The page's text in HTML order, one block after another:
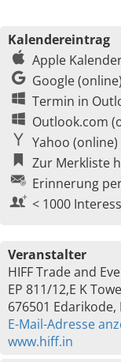
Kalendereintrag
Apple
Google (online)
Termin in
Outlook.com
Yahoo (online)
Zur Merkliste
Erinnerung
< 1000
Veranstalter
HIFF Trade and
EP 811/12,E K
676501 Edarikode,
E-Mail-Adresse
www.hiff.in